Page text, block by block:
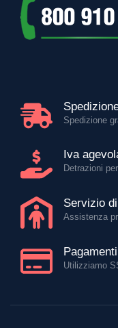
Spedizione
Iva
Detrazioni
Servizio
Assistenza
Utilizziamo